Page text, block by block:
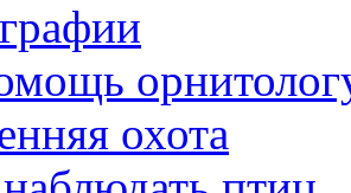
охота